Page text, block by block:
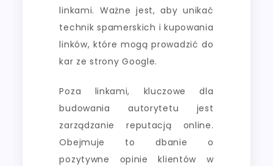
linkami. Ważne jest, aby unikać
technik spamerskich i kupowania
linków, które mogą prowadzić do
kar ze strony Google.
Poza linkami, kluczowe dla
budowania autorytetu jest
zarządzanie reputacją online.
Obejmuje to dbanie o
pozytywne opinie klientów w